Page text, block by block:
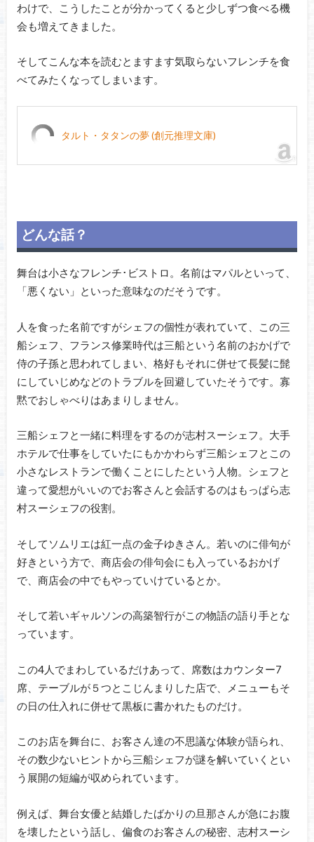
わけで、こうしたことが分かってくると少しずつ食べる機
会も増えてきました。
そしてこんな本を読むとますます気取らないフレンチを食
べてみたくなってしまいます。
タルト・タタンの夢 (創元推理文庫)
どんな話？
舞台は小さなフレンチ･ビストロ。名前はマパルといって、
「悪くない」といった意味なのだそうです。
人を食った名前ですがシェフの個性が表れていて、この三
船シェフ、フランス修業時代は三船という名前のおかげで
侍の子孫と思われてしまい、格好もそれに併せて長髪に髭
にしていじめなどのトラブルを回避していたそうです。寡
黙でおしゃべりはあまりしません。
三船シェフと一緒に料理をするのが志村スーシェフ。大手
ホテルで仕事をしていたにもかかわらず三船シェフとこの
小さなレストランで働くことにしたという人物。シェフと
違って愛想がいいのでお客さんと会話するのはもっぱら志
村スーシェフの役割。
そしてソムリエは紅一点の金子ゆきさん。若いのに俳句が
好きという方で、商店会の俳句会にも入っているおかげ
で、商店会の中でもやっていけているとか。
そして若いギャルソンの高築智行がこの物語の語り手とな
っています。
この4人でまわしているだけあって、席数はカウンター7
席、テーブルが５つとこじんまりした店で、メニューもそ
の日の仕入れに併せて黒板に書かれたものだけ。
このお店を舞台に、お客さん達の不思議な体験が語られ、
その数少ないヒントから三船シェフが謎を解いていくとい
う展開の短編が収められています。
例えば、舞台女優と結婚したばかりの旦那さんが急にお腹
を壊したという話し、偏食のお客さんの秘密、志村スーシ